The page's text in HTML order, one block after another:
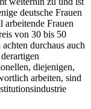
deutsche Frauen
arbeitende Frauen
von 30 bis 50
durchaus auch
diejenigen,
arbeiten, sind